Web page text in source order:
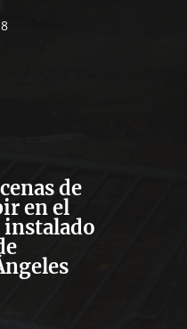
de
en el